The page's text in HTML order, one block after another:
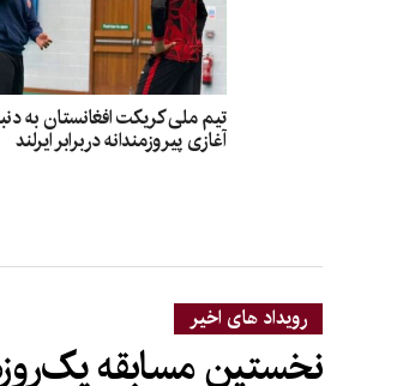
تیم ملی کریکت افغانستان به
آغازی پیروزمندانه دربرابر ایرلند
رویداد های اخیر
نخستین مسابقه یک‌روزه